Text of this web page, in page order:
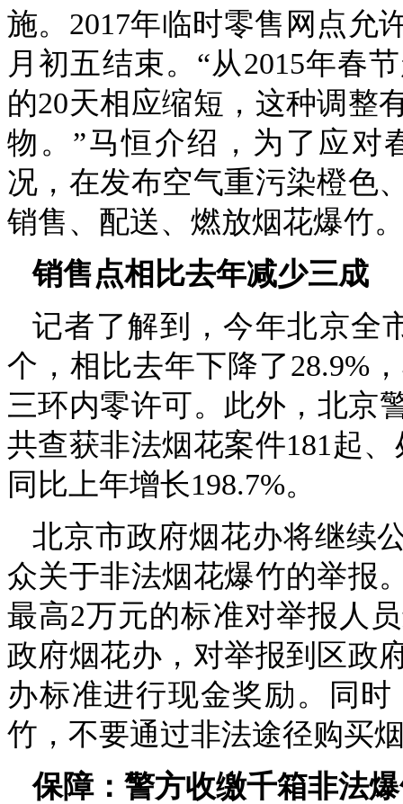
施。2017年临时零售网点允
月初五结束。“从2015年春
的20天相应缩短，这种调整
物。”马恒介绍，为了应对
况，在发布空气重污染橙色
销售、配送、燃放烟花爆竹
销售点相比去年减少三成
记者了解到，今年北京全
个，相比去年下降了28.9%
三环内零许可。此外，北京
共查获非法烟花案件181起
同比上年增长198.7%。
北京市政府烟花办将继续
众关于非法烟花爆竹的举报
最高2万元的标准对举报人
政府烟花办，对举报到区政
办标准进行现金奖励。同
竹，不要通过非法途径购买
保障：警方收缴千箱非法